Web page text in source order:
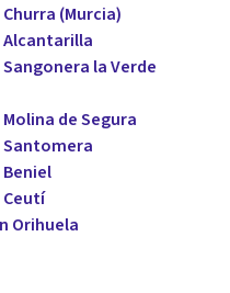
(Murcia)
Alcantarilla
la Verde
de Segura
Santomera
Ceutí
Orihuela